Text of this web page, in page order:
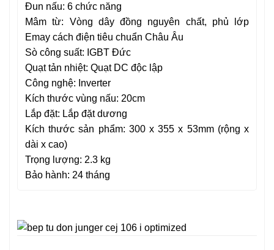
Đun nấu: 6 chức năng
Mâm từ: Vòng dây đồng nguyên chất, phủ lớp
Emay cách điện tiêu chuẩn Châu Âu
Sò công suất: IGBT Đức
Quạt tản nhiệt: Quạt DC độc lập
Công nghệ: Inverter
Kích thước vùng nấu: 20cm
Lắp đặt: Lắp đặt dương
Kích thước sản phẩm: 300 x 355 x 53mm (rộng x
dài x cao)
Trọng lượng: 2.3 kg
Bảo hành: 24 tháng